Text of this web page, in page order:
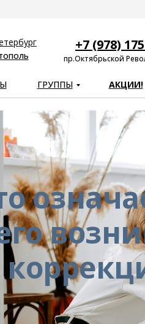
АКЦИИ!
ГРУППЫ
+7 (978)
пр.Октябрьской